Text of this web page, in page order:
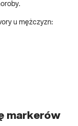
u mężczyzn:
markerów